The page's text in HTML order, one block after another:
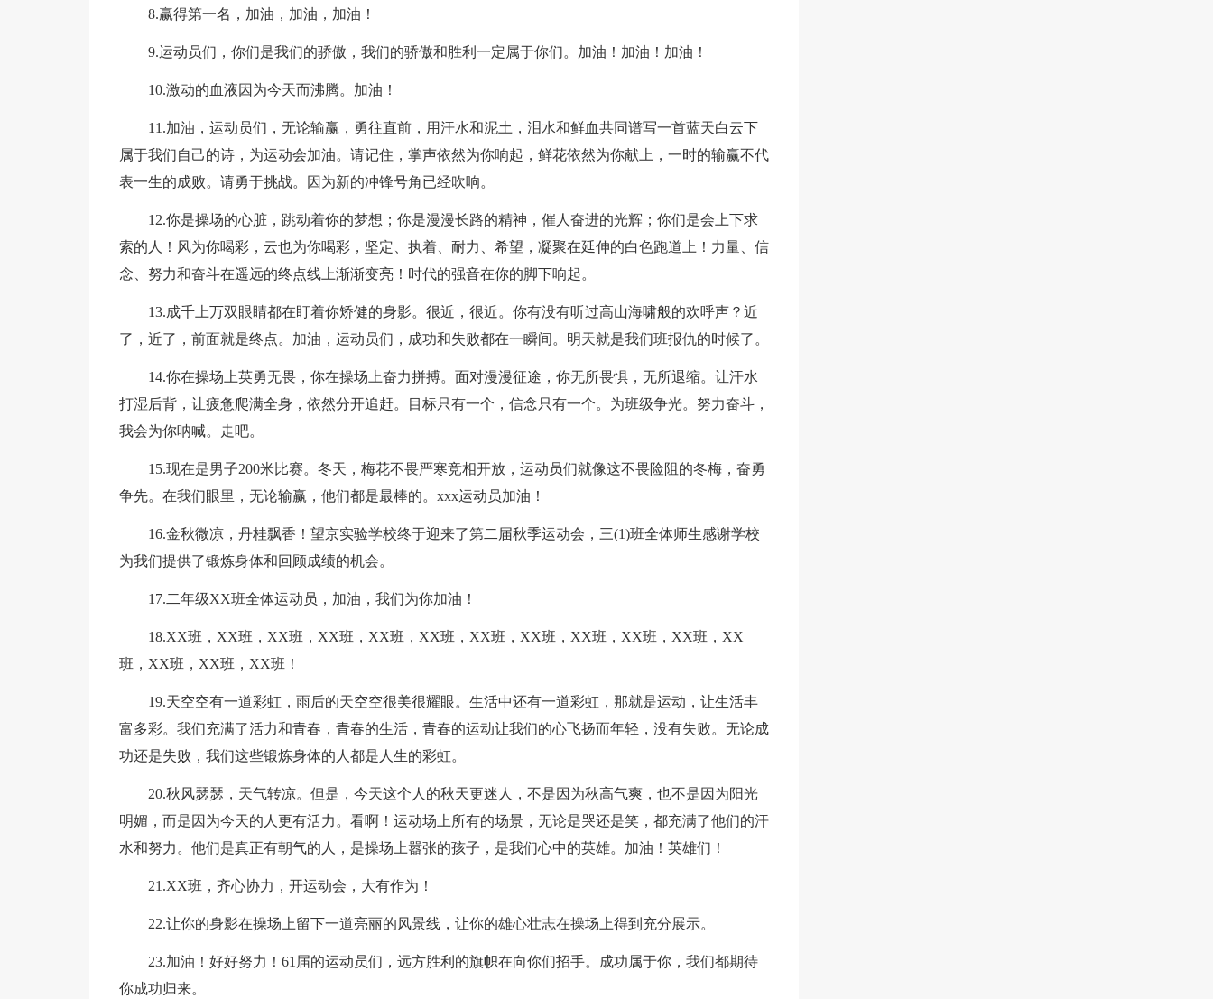
8.赢得第一名，加油，加油，加油！
9.运动员们，你们是我们的骄傲，我们的骄傲和胜利一定属于你们。加油！加油！加油！
10.激动的血液因为今天而沸腾。加油！
11.加油，运动员们，无论输赢，勇往直前，用汗水和泥土，泪水和鲜血共同谱写一首蓝天白云下
属于我们自己的诗，为运动会加油。请记住，掌声依然为你响起，鲜花依然为你献上，一时的输赢不代
表一生的成败。请勇于挑战。因为新的冲锋号角已经吹响。
12.你是操场的心脏，跳动着你的梦想；你是漫漫长路的精神，催人奋进的光辉；你们是会上下求
索的人！风为你喝彩，云也为你喝彩，坚定、执着、耐力、希望，凝聚在延伸的白色跑道上！力量、信
念、努力和奋斗在遥远的终点线上渐渐变亮！时代的强音在你的脚下响起。
13.成千上万双眼睛都在盯着你矫健的身影。很近，很近。你有没有听过高山海啸般的欢呼声？近
了，近了，前面就是终点。加油，运动员们，成功和失败都在一瞬间。明天就是我们班报仇的时候了。
14.你在操场上英勇无畏，你在操场上奋力拼搏。面对漫漫征途，你无所畏惧，无所退缩。让汗水
打湿后背，让疲惫爬满全身，依然分开追赶。目标只有一个，信念只有一个。为班级争光。努力奋斗，
我会为你呐喊。走吧。
15.现在是男子200米比赛。冬天，梅花不畏严寒竞相开放，运动员们就像这不畏险阻的冬梅，奋勇
争先。在我们眼里，无论输赢，他们都是最棒的。xxx运动员加油！
16.金秋微凉，丹桂飘香！望京实验学校终于迎来了第二届秋季运动会，三(1)班全体师生感谢学校
为我们提供了锻炼身体和回顾成绩的机会。
17.二年级XX班全体运动员，加油，我们为你加油！
18.XX班，XX班，XX班，XX班，XX班，XX班，XX班，XX班，XX班，XX班，XX班，XX
班，XX班，XX班，XX班！
19.天空空有一道彩虹，雨后的天空空很美很耀眼。生活中还有一道彩虹，那就是运动，让生活丰
富多彩。我们充满了活力和青春，青春的生活，青春的运动让我们的心飞扬而年轻，没有失败。无论成
功还是失败，我们这些锻炼身体的人都是人生的彩虹。
20.秋风瑟瑟，天气转凉。但是，今天这个人的秋天更迷人，不是因为秋高气爽，也不是因为阳光
明媚，而是因为今天的人更有活力。看啊！运动场上所有的场景，无论是哭还是笑，都充满了他们的汗
水和努力。他们是真正有朝气的人，是操场上嚣张的孩子，是我们心中的英雄。加油！英雄们！
21.XX班，齐心协力，开运动会，大有作为！
22.让你的身影在操场上留下一道亮丽的风景线，让你的雄心壮志在操场上得到充分展示。
23.加油！好好努力！61届的运动员们，远方胜利的旗帜在向你们招手。成功属于你，我们都期待
你成功归来。